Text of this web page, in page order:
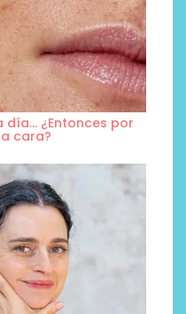
¿Entonces por
cara?